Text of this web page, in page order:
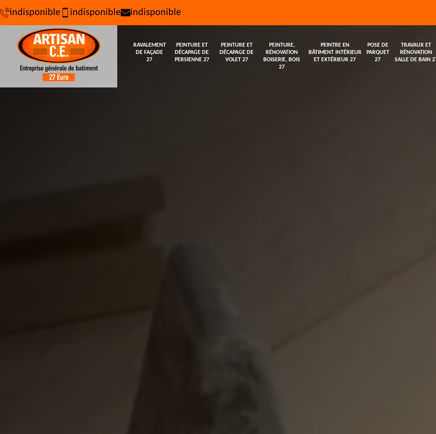
indisponible indisponible indisponible
RAVALEMENT
DE FAÇADE
27
PEINTURE ET
DÉCAPAGE DE
PERSIENNE 27
PEINTURE ET
DÉCAPAGE DE
VOLET 27
PEINTURE,
RÉNOVATION
BOISERIE, BOIS
27
PEINTRE EN
BÂTIMENT INTÉRIEUR
ET EXTÉRIEUR 27
POSE DE
PARQUET
27
TRAVAUX ET
RÉNOVATION
SALLE DE BAIN